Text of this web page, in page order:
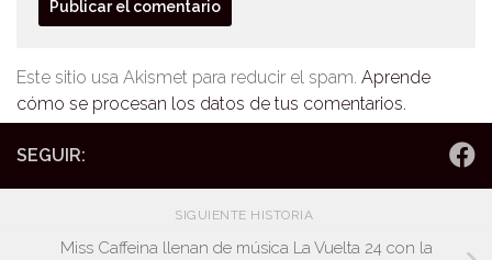
Este sitio usa Akismet para reducir el spam. Aprende
cómo se procesan los datos de tus comentarios.
SEGUIR:
SIGUIENTE HISTORIA
Miss Caffeina llenan de música La Vuelta 24 con la